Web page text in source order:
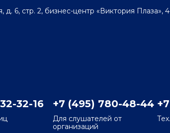
д. 6, стр. 2, бизнес-центр «Виктория Плаза»,
32-16 +7 (495) 780-48-44
Для слушателей от
организаций